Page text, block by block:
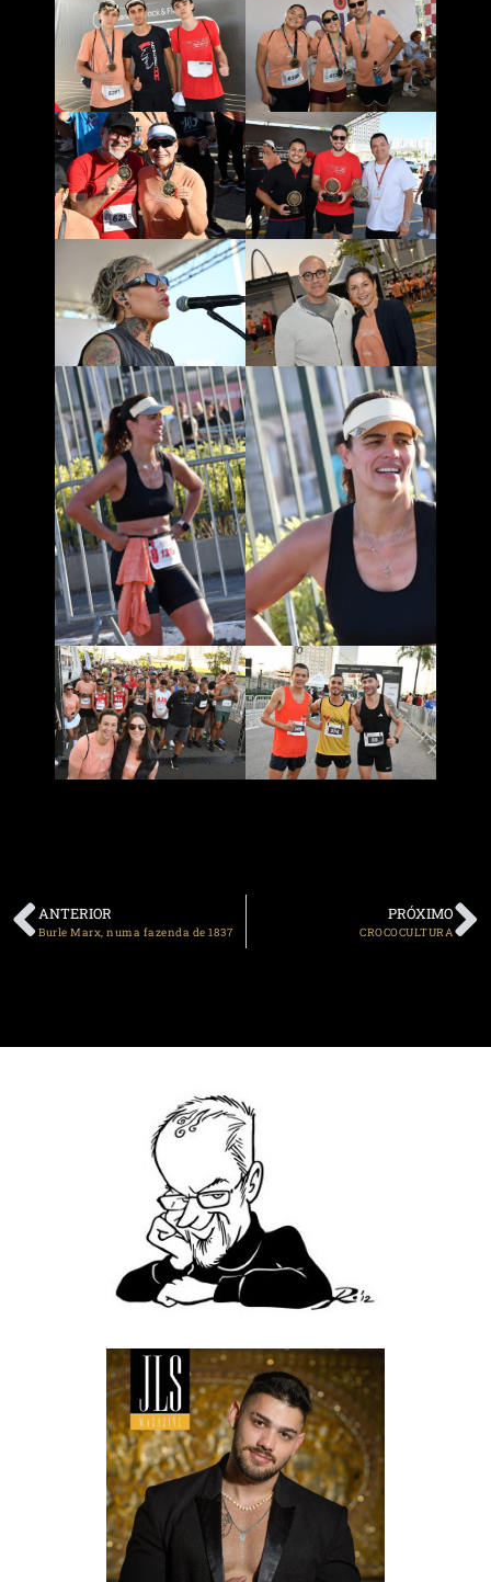
ANTERIOR
Burle Marx, numa fazenda de 1837
PRÓXIMO
CROCOCULTURA